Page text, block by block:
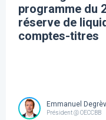
programme du
réserve de
comptes-titres
Emmanuel
Président @ OECCBB